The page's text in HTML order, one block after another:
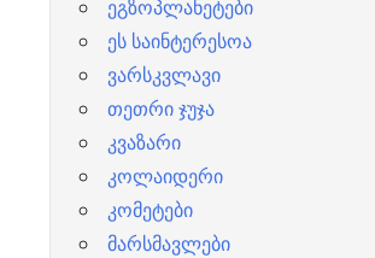
ეგზოპლანეტები
ეს საინტერესოა
ვარსკვლავი
თეთრი ჯუჯა
კვაზარი
კოლაიდერი
კომეტები
მარსმავლები